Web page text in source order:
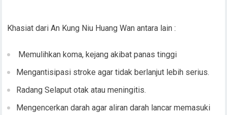
Khasiat dari An Kung Niu Huang Wan antara lain :
Memulihkan koma, kejang akibat panas tinggi
Mengantisipasi stroke agar tidak berlanjut lebih serius.
Radang Selaput otak atau meningitis.
Mengencerkan darah agar aliran darah lancar memasuki